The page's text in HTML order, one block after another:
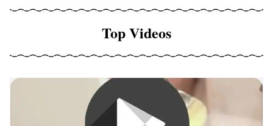
Top Videos